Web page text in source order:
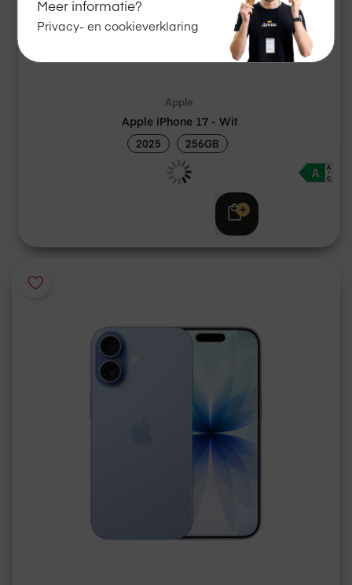
Apple
Apple iPhone 17 - Wit
2025 256GB
Meer informatie?
Privacy- en cookieverklaring